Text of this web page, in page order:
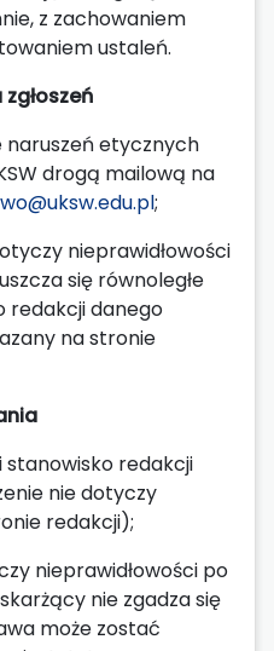
z zachowaniem
ustaleń.
naruszeń etycznych
drogą mailową na
;
nieprawidłowości
się równoległe
redakcji danego
na stronie
redakcji
nie dotyczy
redakcji);
nieprawidłowości po
nie zgadza się
może zostać